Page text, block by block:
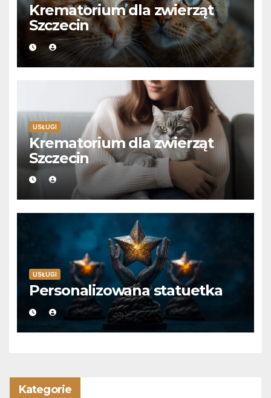
Krematorium dla zwierząt
Szczecin
USŁUGI
Krematorium dla zwierząt
Szczecin
USŁUGI
Personalizowana statuetka
Kategorie